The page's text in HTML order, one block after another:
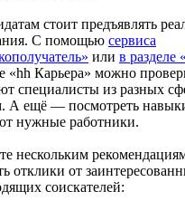
стоит предъявлять
С помощью сервиса
или в разделе
«hh Карьера» можно
специалисты из разных
А ещё — посмотреть
нужные работники.
нескольким
отклики от
соискателей: